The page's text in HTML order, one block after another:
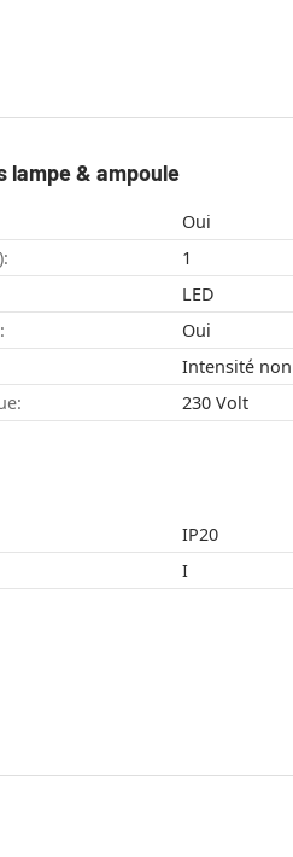
lampe & ampoule
Oui
1
LED
Oui
Intensité
230 Volt
IP20
I